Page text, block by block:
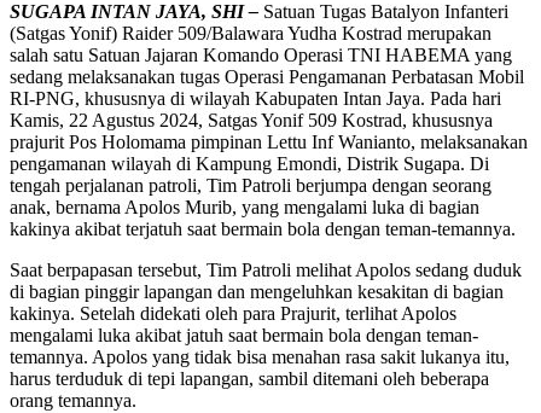
SUGAPA INTAN JAYA, SHI – Satuan Tugas Batalyon Infanteri
(Satgas Yonif) Raider 509/Balawara Yudha Kostrad merupakan
salah satu Satuan Jajaran Komando Operasi TNI HABEMA yang
sedang melaksanakan tugas Operasi Pengamanan Perbatasan Mobil
RI-PNG, khususnya di wilayah Kabupaten Intan Jaya. Pada hari
Kamis, 22 Agustus 2024, Satgas Yonif 509 Kostrad, khususnya
prajurit Pos Holomama pimpinan Lettu Inf Wanianto, melaksanakan
pengamanan wilayah di Kampung Emondi, Distrik Sugapa. Di
tengah perjalanan patroli, Tim Patroli berjumpa dengan seorang
anak, bernama Apolos Murib, yang mengalami luka di bagian
kakinya akibat terjatuh saat bermain bola dengan teman-temannya.
Saat berpapasan tersebut, Tim Patroli melihat Apolos sedang duduk
di bagian pinggir lapangan dan mengeluhkan kesakitan di bagian
kakinya. Setelah didekati oleh para Prajurit, terlihat Apolos
mengalami luka akibat jatuh saat bermain bola dengan teman-
temannya. Apolos yang tidak bisa menahan rasa sakit lukanya itu,
harus terduduk di tepi lapangan, sambil ditemani oleh beberapa
orang temannya.